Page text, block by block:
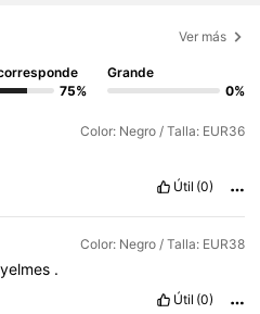
Ver más
75%
Grande
0%
Color: Negro / Talla: EUR36
Útil (0)
Color: Negro / Talla: EUR38
.
Útil (0)